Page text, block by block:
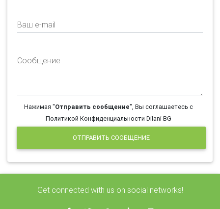
Ваш e-mail
Сообщение
Нажимая "Отправить сообщение", Вы соглашаетесь с
Политикой Конфиденциальности Dilani BG
ОТПРАВИТЬ СООБЩЕНИЕ
Get connected with us on social networks!